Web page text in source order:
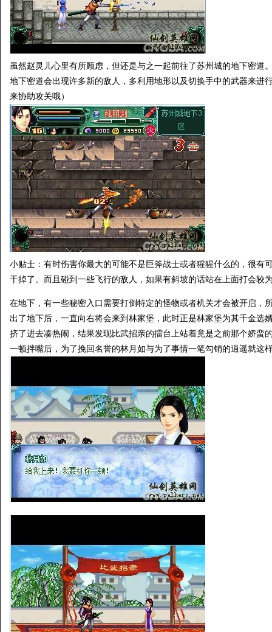
虽然赵灵儿心里有所顾虑，但还是与之一起前往了苏州城的地下密道
地下密道会出现许多新的敌人，多利用地形以及切换手中的武器来进
来协助攻关哦）
小贴士：有时伤害你最大的可能不是巨斧战士或者猩猩什么的，很有
干掉了。而且碰到一些飞行的敌人，如果有斜坡的话站在上面打会较
在地下，有一些秘密入口需要打倒特定的怪物或者机关才会被开启，
出了地下后，一直向右将会来到林家堡，此时正是林家堡为其千金选
挤了进去凑热闹，结果发现比武招亲的擂台上站着竟是之前那个娇蛮
一顿拌嘴后，为了挽回名誉的林月如与为了事情一笔勾销的逍遥就